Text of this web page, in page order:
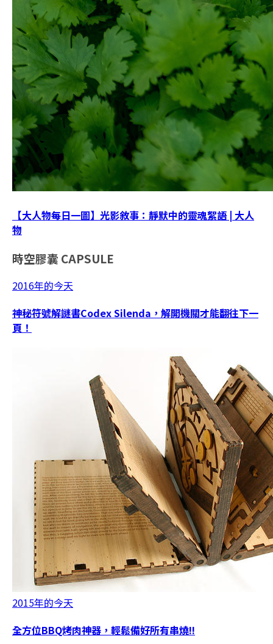
【大人物每日一圖】光影敘事：靜默中的靈魂絮語 | 大人
物
時空膠囊 CAPSULE
2016年的今天
神秘符號解謎書Codex Silenda，解開機關才能翻往下一
頁！
2015年的今天
全方位BBQ烤肉神器，輕鬆備好所有串燒!!